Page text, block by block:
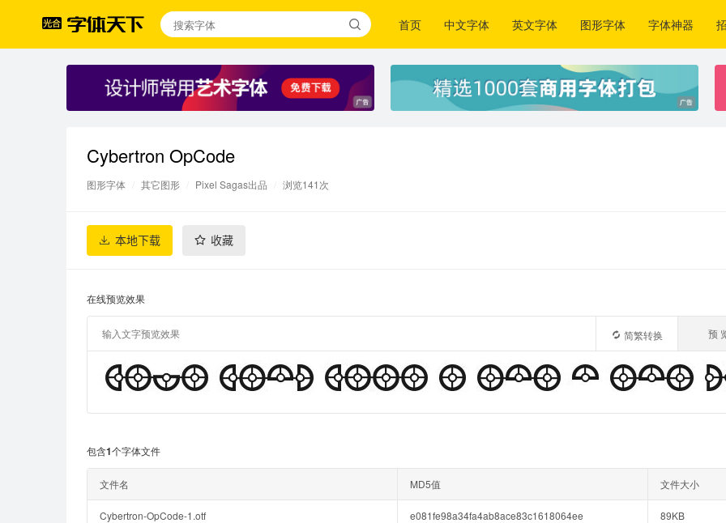
首页 中文字体 英文字体 图形字体 字体神器
Cybertron OpCode
图形字体 其它图形 Pixel Sagas出品 浏览141次
本地下载 收藏
在线预览效果
预
简繁转换
包含1个字体文件
文件名 MD5值 文件大小
Cybertron-OpCode-1.otf e081fe98a34fa4ab8ace83c1618064ee 89KB